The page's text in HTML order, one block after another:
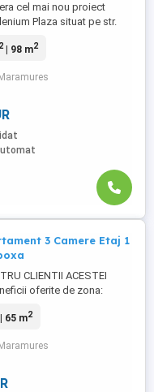
cel mai nou proiect
Plaza situat pe str.
Residence. Va
suprafete cuprinse intre
mpc plus terasa cu
intre 5.47 ...
2| 98 m2
3 Camere Etaj 1
CLIENTII ACESTEI
oferite de zona:
spatios si bine
la etajul 1 al unui
in zona centrala a orasului
30 km distanta fata
65 m2